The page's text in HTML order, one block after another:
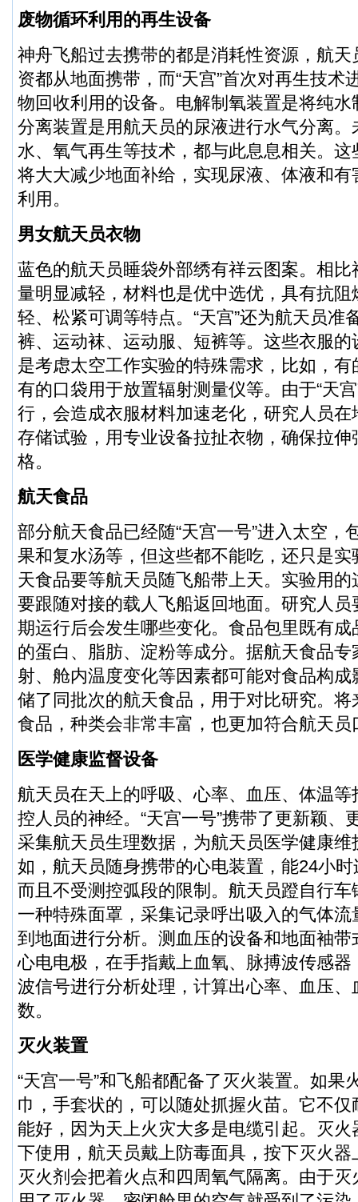
废物循环利用的再生设备
神舟飞船过去携带的都是消耗性资源，航
资都从地面携带，而“天宫”首次对再生技术
物回收利用的设备。电解制氧装置是将纯
分离装置是用航天员的尿液进行水气分离
水、氧气再生等技术，都与此息息相关。
将大大减少地面补给，实现尿液、体液和
利用。
男女航天员衣物
蓝色的航天员睡袋外部绣有祥云图案。相
量明显减轻，材料也是优中选优，具有抗
轻、松紧可调等特点。“天宫”还为航天员准
裤、运动袜、运动服、短裤等。这些衣服
是考虑太空工作实验的特殊需求，比如，
有的口袋用于放置辐射测量仪等。由于“天
行，会造成衣服材料加速老化，研究人员
存储试验，用专业设备拉扯衣物，确保拉
格。
航天食品
部分航天食品已经随“天宫一号”进入太空，
果和复水汤等，但这些都不能吃，还只是
天食品要等航天员随飞船带上天。实验用
要跟随对接的载人飞船返回地面。研究人
期运行后会发生哪些变化。食品包里既有
的蛋白、脂肪、淀粉等成分。据航天食品
射、舱内温度变化等因素都可能对食品构
储了同批次的航天食品，用于对比研究。
食品，种类会非常丰富，也更加符合航天员
医学健康监督设备
航天员在天上的呼吸、心率、血压、体温
控人员的神经。“天宫一号”携带了更新颖、
采集航天员生理数据，为航天员医学健康
如，航天员随身携带的心电装置，能24小
而且不受测控弧段的限制。航天员蹬自行
一种特殊面罩，采集记录呼出吸入的气体
到地面进行分析。测血压的设备和地面袖
心电电极，在手指戴上血氧、脉搏波传感
波信号进行分析处理，计算出心率、血压
数。
灭火装置
“天宫一号”和飞船都配备了灭火装置。如果
巾，手套状的，可以随处抓握火苗。它不
能好，因为天上火灾大多是电缆引起。灭
下使用，航天员戴上防毒面具，按下灭火
灭火剂会把着火点和四周氧气隔离。由于